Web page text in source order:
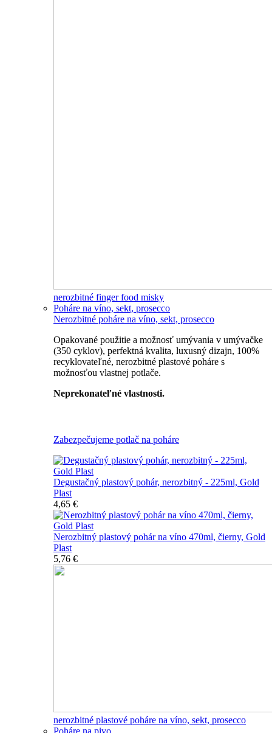
nerozbitné finger food misky
Poháre na víno, sekt, prosecco
Nerozbitné poháre na víno, sekt, prosecco
Opakované použitie a možnosť umývania v umývačke
(350 cyklov), perfektná kvalita, luxusný dizajn, 100%
recyklovateľné, nerozbitné plastové poháre s
možnosťou vlastnej potlače.
Neprekonateľné vlastnosti.
Zabezpečujeme potlač na poháre
Degustačný plastový pohár, nerozbitný - 225ml, Gold
Plast
4,65 €
Nerozbitný plastový pohár na víno 470ml, čierny, Gold
Plast
5,76 €
nerozbitné plastové poháre na víno, sekt, prosecco
Poháre na pivo